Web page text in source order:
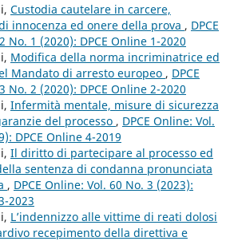
Custodia cautelare in carcere,
innocenza ed onere della prova , DPCE
No. 1 (2020): DPCE Online 1-2020
Modifica della norma incriminatrice ed
Mandato di arresto europeo , DPCE
No. 2 (2020): DPCE Online 2-2020
Infermità mentale, misure di sicurezza
del processo , DPCE Online: Vol.
DPCE Online 4-2019
Il diritto di partecipare al processo ed
sentenza di condanna pronunciata
, DPCE Online: Vol. 60 No. 3 (2023):
2023
L’indennizzo alle vittime di reati dolosi
recepimento della direttiva e